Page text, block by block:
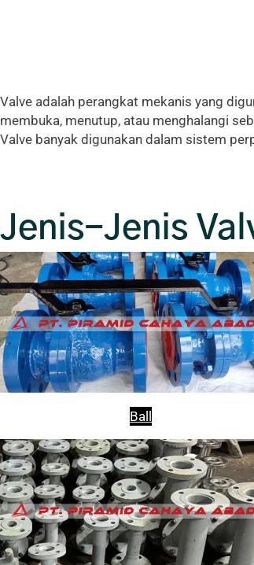
Valve adalah perangkat mekanis yang
membuka, menutup, atau menghalangi
Valve banyak digunakan dalam sistem
Jenis-Jenis
Ball